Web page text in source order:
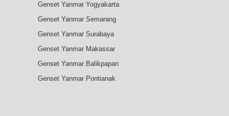
Genset Yanmar Yogyakarta
Genset Yanmar Semarang
Genset Yanmar Surabaya
Genset Yanmar Makassar
Genset Yanmar Balikpapan
Genset Yanmar Pontianak